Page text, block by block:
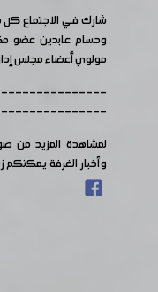
شارك في الاجتماع كل
وحسام عابدين عضو
مولوي أعضاء مجلس
لمشاهدة المزيد من
وأخبار الغرفة